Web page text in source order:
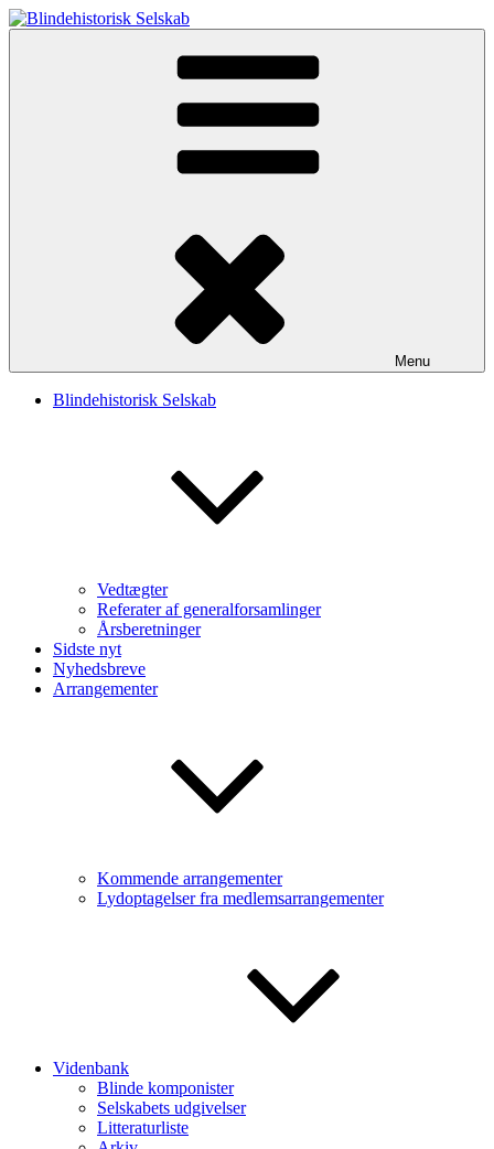
Videre
til
Velkommen til Blindehistorisk Selskab.
Menu
Blindehistorisk Selskab
Vedtægter
Referater af generalforsamlinger
Årsberetninger
Sidste nyt
Nyhedsbreve
Arrangementer
Kommende arrangementer
Lydoptagelser fra medlemsarrangementer
Videnbank
Blinde komponister
Selskabets udgivelser
Litteraturliste